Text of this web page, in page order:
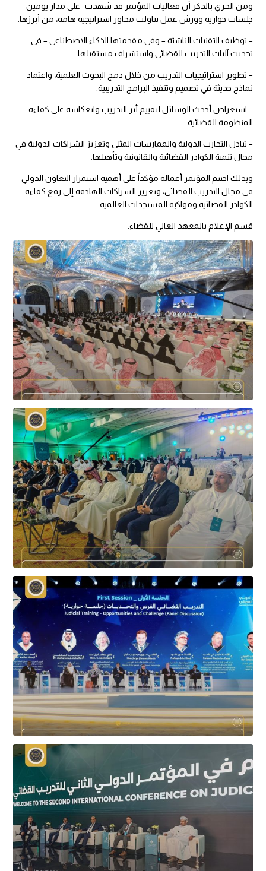
ومن الحري بالذكر أن فعاليات المؤتمر قد شهدت -على مدار يومين –
جلسات حوارية وورش عمل تناولت محاور استراتيجية هامة، من أبرزها:
– توظيف التقنيات الناشئة – وفي مقدمتها الذكاء الاصطناعي – في
تحديث آليات التدريب القضائي واستشراف مستقبلها.
– تطوير استراتيجيات التدريب من خلال دمج البحوث العلمية، واعتماد
نماذج حديثة في تصميم وتنفيذ البرامج التدريبية.
– استعراض أحدث الوسائل لتقييم أثر التدريب وانعكاسه على كفاءة
المنظومة القضائية.
– تبادل التجارب الدولية والممارسات المثلى وتعزيز الشراكات الدولية في
مجال تنمية الكوادر القضائية والقانونية وتأهيلها.
وبذلك اختتم المؤتمر أعماله مؤكداً على أهمية استمرار التعاون الدولي
في مجال التدريب القضائي، وتعزيز الشراكات الهادفة إلى رفع كفاءة
الكوادر القضائية ومواكبة المستجدات العالمية.
قسم الإعلام بالمعهد العالي للقضاء.